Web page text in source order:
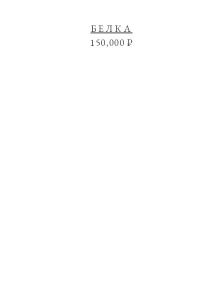
БЕЛКА
150,000₽